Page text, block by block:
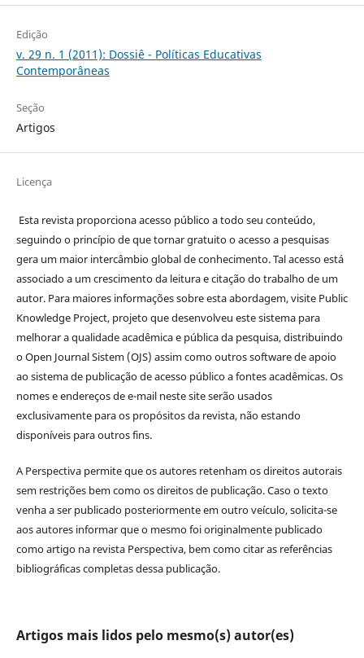
Edição
v. 29 n. 1 (2011): Dossiê - Políticas Educativas
Contemporâneas
Seção
Artigos
Licença
Esta revista proporciona acesso público a todo seu conteúdo,
seguindo o princípio de que tornar gratuito o acesso a pesquisas
gera um maior intercâmbio global de conhecimento. Tal acesso está
associado a um crescimento da leitura e citação do trabalho de um
autor. Para maiores informações sobre esta abordagem, visite Public
Knowledge Project, projeto que desenvolveu este sistema para
melhorar a qualidade acadêmica e pública da pesquisa, distribuindo
o Open Journal Sistem (OJS) assim como outros software de apoio
ao sistema de publicação de acesso público a fontes acadêmicas. Os
nomes e endereços de e-mail neste site serão usados
exclusivamente para os propósitos da revista, não estando
disponíveis para outros fins.
A Perspectiva permite que os autores retenham os direitos autorais
sem restrições bem como os direitos de publicação. Caso o texto
venha a ser publicado posteriormente em outro veículo, solicita-se
aos autores informar que o mesmo foi originalmente publicado
como artigo na revista Perspectiva, bem como citar as referências
bibliográficas completas dessa publicação.
Artigos mais lidos pelo mesmo(s) autor(es)